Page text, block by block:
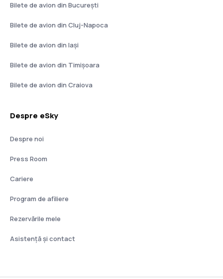
Bilete de avion din București
Bilete de avion din Cluj-Napoca
Bilete de avion din Iași
Bilete de avion din Timișoara
Bilete de avion din Craiova
Despre eSky
Despre noi
Press Room
Cariere
Program de afiliere
Rezervările mele
Asistenţă şi contact